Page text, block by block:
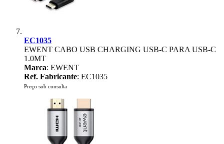
EC1035
EWENT CABO USB CHARGING USB-C PARA USB-C
1.0MT
Marca: EWENT
Ref. Fabricante: EC1035
Preço sob consulta